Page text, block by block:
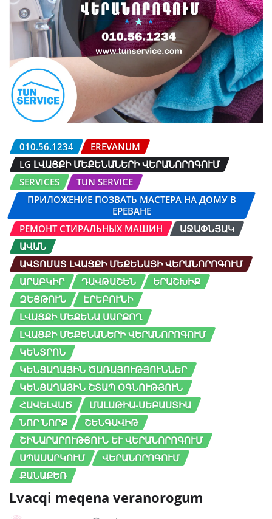
010.56.1234
EREVANUM
LG ԼՎԱՑՔԻ ՄԵՔԵՆԱՆԵՐԻ ՎԵՐԱՆՈՐՈԳՈՒՄ
SERVICES
TUN SERVICE
ПРИЛОЖЕНИЕ ПОЗВАТЬ МАСТЕРА НА ДОМУ В
ЕРЕВАНЕ
РЕМОНТ СТИРАЛЬНЫХ МАШИН
ԱՋԱՓՆՅԱԿ
ԱՎԱՆ
ԱՎՏՈՄԱՏ ԼՎԱՑՔԻ ՄԵՔԵՆԱՅԻ ՎԵՐԱՆՈՐՈԳՈՒՄ
ԱՐԱԲԿԻՐ
ԴԱՎԹԱՇԵՆ
ԵՐԱՇԽԻՔ
ԶԵՅԹՈՒՆ
ԷՐԵԲՈՒՆԻ
ԼՎԱՑՔԻ ՄԵՔԵՆԱ ՍԱՐՔՈՂ
ԼՎԱՑՔԻ ՄԵՔԵՆԱՆԵՐԻ ՎԵՐԱՆՈՐՈԳՈՒՄ
ԿԵՆՏՐՈՆ
ԿԵՆՑԱՂԱՅԻՆ ԾԱՌԱՅՈՒԹՅՈՒՆՆԵՐ
ԿԵՆՑԱՂԱՅԻՆ ՇՏԱՊ ՕԳՆՈՒԹՅՈՒՆ
ՀԱՎԵԼՎԱԾ
ՄԱԼԱԹԻԱ-ՍԵԲԱՍՏԻԱ
ՆՈՐ ՆՈՐՔ
ՇԵՆԳԱՎԻԹ
ՇԻՆԱՐԱՐՈՒԹՅՈՒՆ ԵՒ ՎԵՐԱՆՈՐՈԳՈՒՄ
ՍՊԱՍԱՐԿՈՒՄ
ՎԵՐԱՆՈՐՈԳՈՒՄ
ՔԱՆԱՔԵՌ
Lvacqi meqena veranorogum